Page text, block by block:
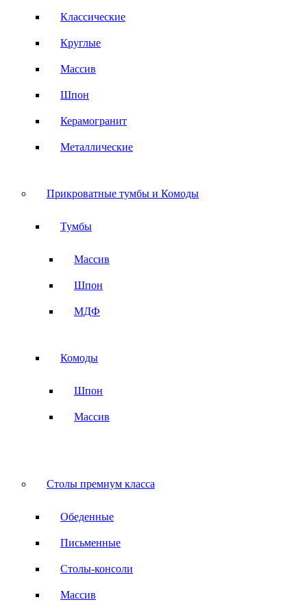
Классические
Круглые
Массив
Шпон
Керамогранит
Металлические
Прикроватные тумбы и Комоды
Тумбы
Массив
Шпон
МДФ
Комоды
Шпон
Массив
Столы премиум класса
Обеденные
Письменные
Столы-консоли
Массив